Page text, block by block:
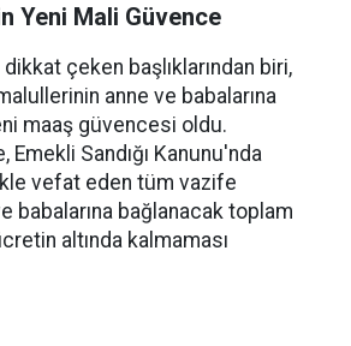
Yeni Mali Güvence
çeken başlıklarından biri,
anne ve babalarına
maaş güvencesi oldu.
Emekli Sandığı Kanunu'nda
vefat eden tüm vazife
babalarına bağlanacak toplam
altında kalmaması